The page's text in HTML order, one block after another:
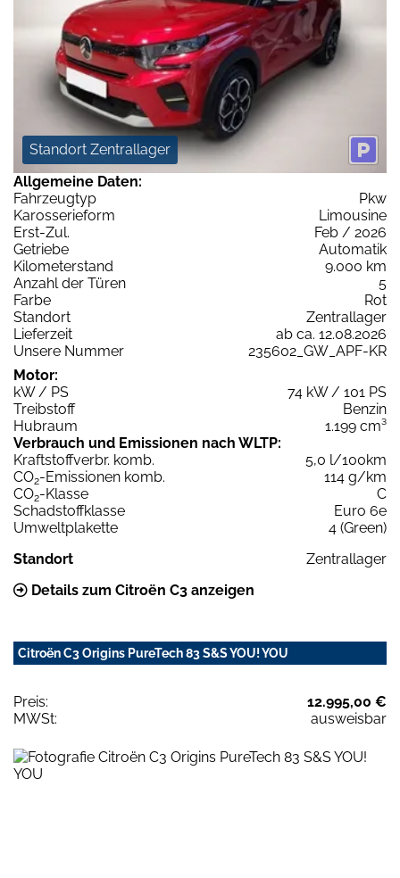
Standort Zentrallager
Allgemeine Daten:
Fahrzeugtyp
Pkw
Karosserieform
Limousine
Erst-Zul.
Feb / 2026
Getriebe
Automatik
Kilometerstand
9.000 km
Anzahl der Türen
5
Farbe
Rot
Standort
Zentrallager
Lieferzeit
ab ca. 12.08.2026
Unsere Nummer
235602_GW_APF-KR
Motor:
kW / PS
74 kW / 101 PS
Treibstoff
Benzin
Hubraum
1.199 cm³
Verbrauch und Emissionen nach WLTP:
Kraftstoffverbr. komb.
5,0 l/100km
CO2-Emissionen komb.
114 g/km
CO2-Klasse
C
Schadstoffklasse
Euro 6e
Umweltplakette
4 (Green)
Standort
Zentrallager
Details zum Citroën C3 anzeigen
Citroën C3 Origins PureTech 83 S&S YOU! YOU
Preis:
12.995,00 €
MWSt:
ausweisbar